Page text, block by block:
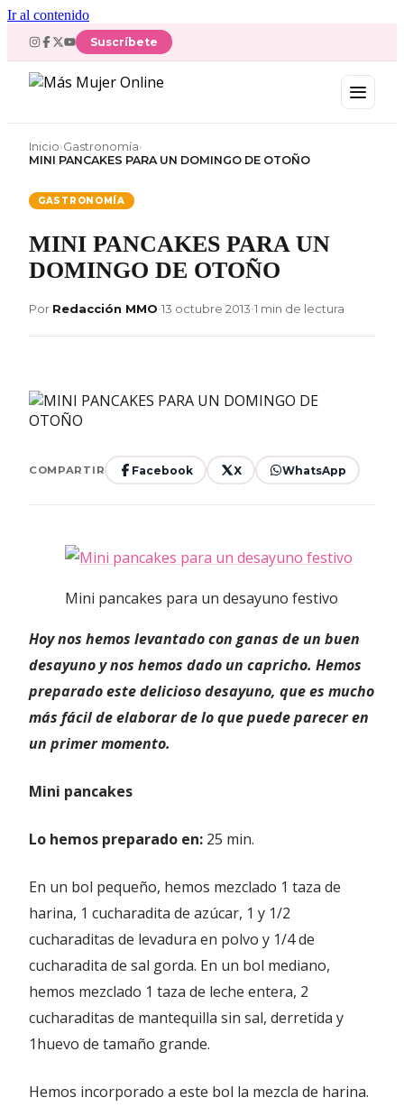
Ir al contenido
Suscríbete
Inicio›Gastronomía›
MINI PANCAKES PARA UN DOMINGO DE OTOÑO
GASTRONOMÍA
MINI PANCAKES PARA UN
DOMINGO DE OTOÑO
Por Redacción MMO•13 octubre 2013•1 min de lectura
COMPARTIR Facebook X WhatsApp
Mini pancakes para un desayuno festivo
Hoy nos hemos levantado con ganas de un buen
desayuno y nos hemos dado un capricho. Hemos
preparado este delicioso desayuno, que es mucho
más fácil de elaborar de lo que puede parecer en
un primer momento.
Mini pancakes
Lo hemos preparado en: 25 min.
En un bol pequeño, hemos mezclado 1 taza de
harina, 1 cucharadita de azúcar, 1 y 1/2
cucharaditas de levadura en polvo y 1/4 de
cucharadita de sal gorda. En un bol mediano,
hemos mezclado 1 taza de leche entera, 2
cucharaditas de mantequilla sin sal, derretida y
1huevo de tamaño grande.
Hemos incorporado a este bol la mezcla de harina.